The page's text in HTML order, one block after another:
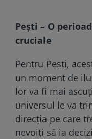
Pești – O
cruciale
Pentru Pești,
un moment de
lor va fi mai
universul le va
direcția pe care
nevoiți să ia